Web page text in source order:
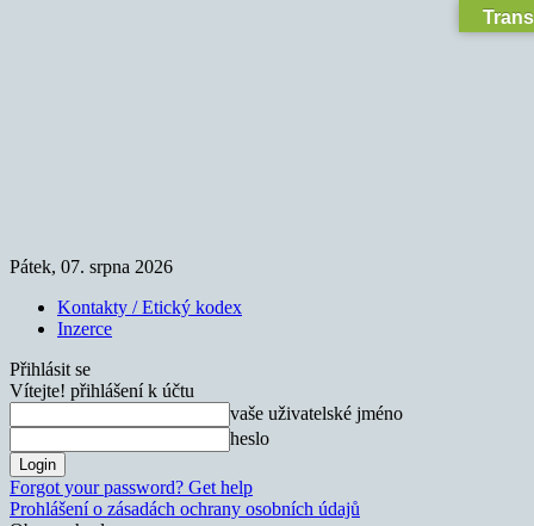
Pátek, 07. srpna 2026
Kontakty / Etický kodex
Inzerce
Přihlásit se
Vítejte! přihlášení k účtu
vaše uživatelské jméno
heslo
Forgot your password? Get help
Prohlášení o zásadách ochrany osobních údajů